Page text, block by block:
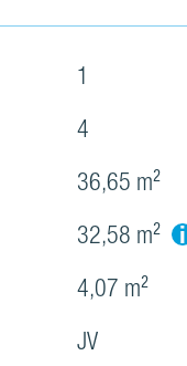
1
4
36,65 m²
32,58 m² i
4,07 m²
JV